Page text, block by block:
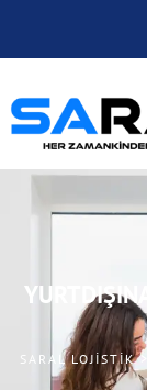
SARAL LOJISTIK